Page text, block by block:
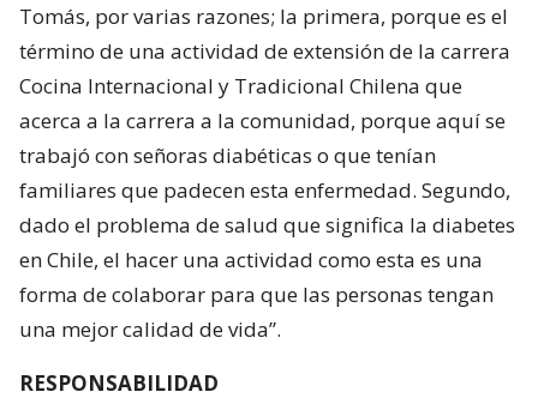
Tomás, por varias razones; la primera, porque es el
término de una actividad de extensión de la carrera
Cocina Internacional y Tradicional Chilena que
acerca a la carrera a la comunidad, porque aquí se
trabajó con señoras diabéticas o que tenían
familiares que padecen esta enfermedad. Segundo,
dado el problema de salud que significa la diabetes
en Chile, el hacer una actividad como esta es una
forma de colaborar para que las personas tengan
una mejor calidad de vida”.
RESPONSABILIDAD